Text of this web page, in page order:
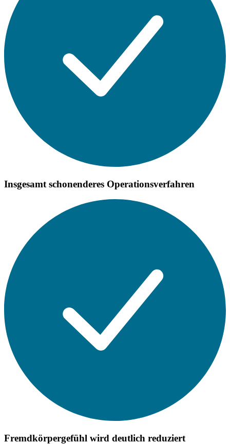
Insgesamt schonenderes Operationsverfahren
Fremdkörpergefühl wird deutlich reduziert